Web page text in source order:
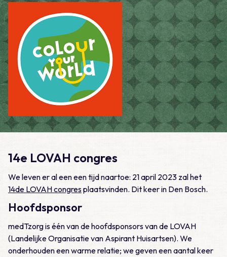
14e LOVAH congres
We leven er al een een tijd naartoe: 21 april 2023 zal het
14de LOVAH congresplaatsvinden. Dit keer in Den Bosch.
Hoofdsponsor
medTzorg is één van de hoofdsponsors van de LOVAH
(Landelijke Organisatie van Aspirant Huisartsen). We
onderhouden een warme relatie; we geven een aantal keer